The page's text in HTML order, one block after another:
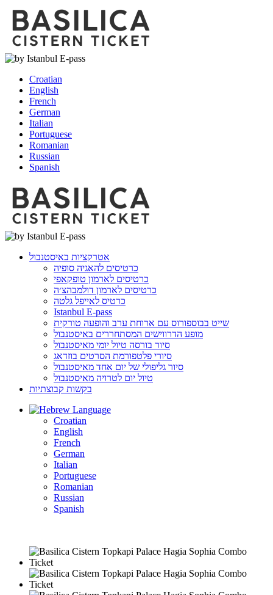
Croatian
English
French
German
Italian
Portuguese
Romanian
Russian
Spanish
אטרקציות באיסטנבול
כרטיסים להאגיה סופיה
כרטיסים לארמון טופקאפי
כרטיסים לארמון דולמבהצ׳ה
כרטיס לאייפל גלטה
Istanbul E-pass
שייט בבוספורוס עם ארוחת ערב והופעה טורקית
מופע הדרווישים המסתחררים באיסטנבול
סיור בורסה טיול יומי מאיסטנבול
סיורי פלטפורמת הסרטים בוזדאג
סיור גליפולי של יום אחד מאיסטנבול
טיול יום לטרויה מאיסטנבול
בקשות קבוצתיות
Language
Croatian
English
French
German
Italian
Portuguese
Romanian
Russian
Spanish